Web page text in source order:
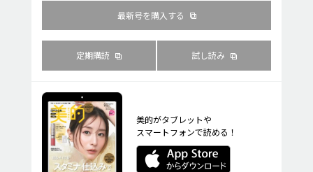
最新号を購入する
定期購読 試し読み
美的がタブレットや
スマートフォンで読める！